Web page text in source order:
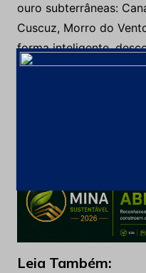
ouro subterrâneas:
Cuscuz, Morro do
forma inteligente,
recursos de ouro em
Leia Também: